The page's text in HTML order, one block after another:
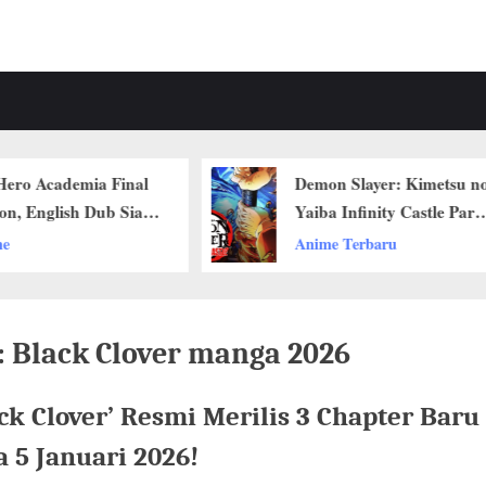
Demon Slayer: Kimetsu no
Yaiba Infinity Castle Part 1
Dapat Rating 6 Dari 10
dari IGN
Anime Terbaru
Black Clover manga 2026
Clover’ Resmi Merilis 3 Chapter Baru
5 Januari 2026!